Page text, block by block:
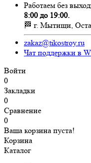
Работаем без
8:00 до 19:00.
🏁 г. Мытищи,
zakaz@tikostroy.ru
Чат поддержки в
Войти
0
Закладки
0
Сравнение
0
Ваша корзина пуста!
Корзина
Каталог